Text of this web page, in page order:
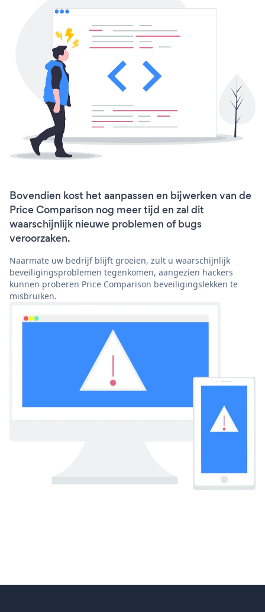
Bovendien kost het aanpassen en bijwerken van de
Price Comparison nog meer tijd en zal dit
waarschijnlijk nieuwe problemen of bugs
veroorzaken.
Naarmate uw bedrijf blijft groeien, zult u waarschijnlijk
beveiligingsproblemen tegenkomen, aangezien hackers
kunnen proberen Price Comparison beveiligingslekken te
misbruiken.